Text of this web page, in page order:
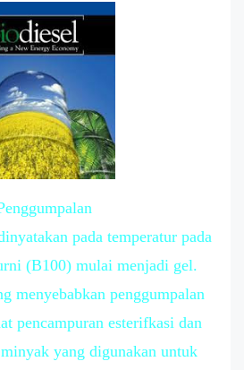
pada temperatur pada
(B100) mulai menjadi gel.
menyebabkan penggumpalan
pencampuran esterifkasi dan
yang digunakan untuk